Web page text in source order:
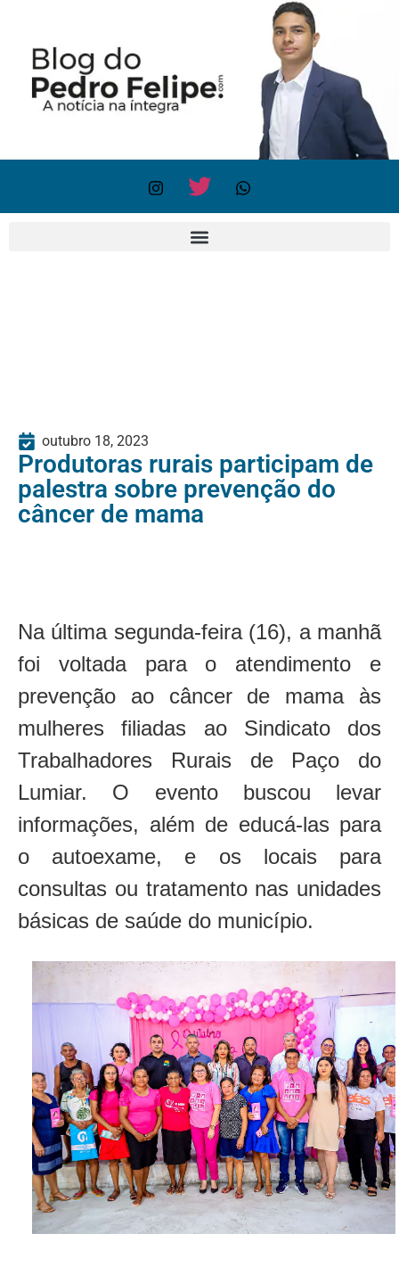
outubro 18, 2023
Produtoras rurais participam de
palestra sobre prevenção do
câncer de mama
Na última segunda-feira (16), a manhã
foi voltada para o atendimento e
prevenção ao câncer de mama às
mulheres filiadas ao Sindicato dos
Trabalhadores Rurais de Paço do
Lumiar. O evento buscou levar
informações, além de educá-las para
o autoexame, e os locais para
consultas ou tratamento nas unidades
básicas de saúde do município.